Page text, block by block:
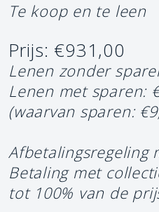
Te koop en te leen
Prijs: €931,00
Lenen zonder
Lenen met sparen:
(waarvan sparen:
Afbetalingsregeling
Betaling met
tot 100% van de